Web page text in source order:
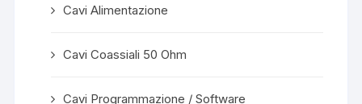
Cavi Alimentazione
Cavi Coassiali 50 Ohm
Cavi Programmazione / Software